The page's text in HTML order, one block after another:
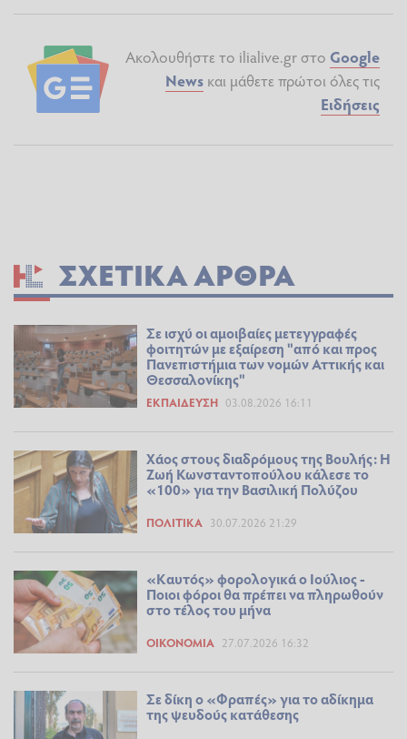
Ακολουθήστε το ilialive.gr στο Google
News και μάθετε πρώτοι όλες τις
Ειδήσεις
ΣΧΕΤΙΚΆ ΆΡΘΡΑ
Σε ισχύ οι αμοιβαίες μετεγγραφές
φοιτητών με εξαίρεση "από και προς
Πανεπιστήμια των νομών Αττικής και
Θεσσαλονίκης"
ΕΚΠΑΊΔΕΥΣΗ 03.08.2026 16:11
Χάος στους διαδρόμους της Βουλής: Η
Ζωή Κωνσταντοπούλου κάλεσε το
«100» για την Βασιλική Πολύζου
ΠΟΛΙΤΙΚΆ 30.07.2026 21:29
«Καυτός» φορολογικά ο Ιούλιος -
Ποιοι φόροι θα πρέπει να πληρωθούν
στο τέλος του μήνα
ΟΙΚΟΝΟΜΊΑ 27.07.2026 16:32
Σε δίκη ο «Φραπές» για το αδίκημα
της ψευδούς κατάθεσης